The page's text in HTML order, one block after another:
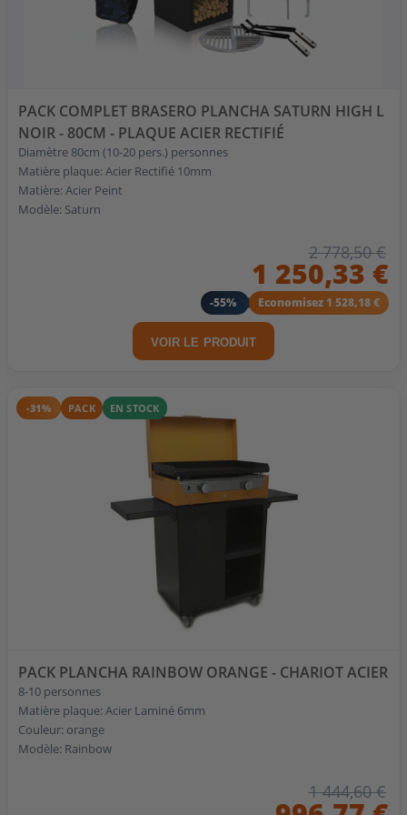
PACK COMPLET BRASERO PLANCHA SATURN HIGH L
NOIR - 80CM - PLAQUE ACIER RECTIFIÉ
Diamètre 80cm (10-20 pers.) personnes
Matière plaque: Acier Rectifié 10mm
Matière: Acier Peint
Modèle: Saturn
2 778,50 €
1 250,33 €
-55% Economisez 1 528,18 €
VOIR LE PRODUIT
-31% PACK EN STOCK
PACK PLANCHA RAINBOW ORANGE - CHARIOT ACIER
8-10 personnes
Matière plaque: Acier Laminé 6mm
Couleur: orange
Modèle: Rainbow
1 444,60 €